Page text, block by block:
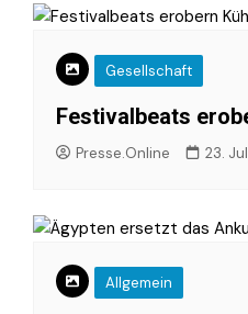
Gesellschaft
Festivalbeats
Presse.Online 23.
Allgemein